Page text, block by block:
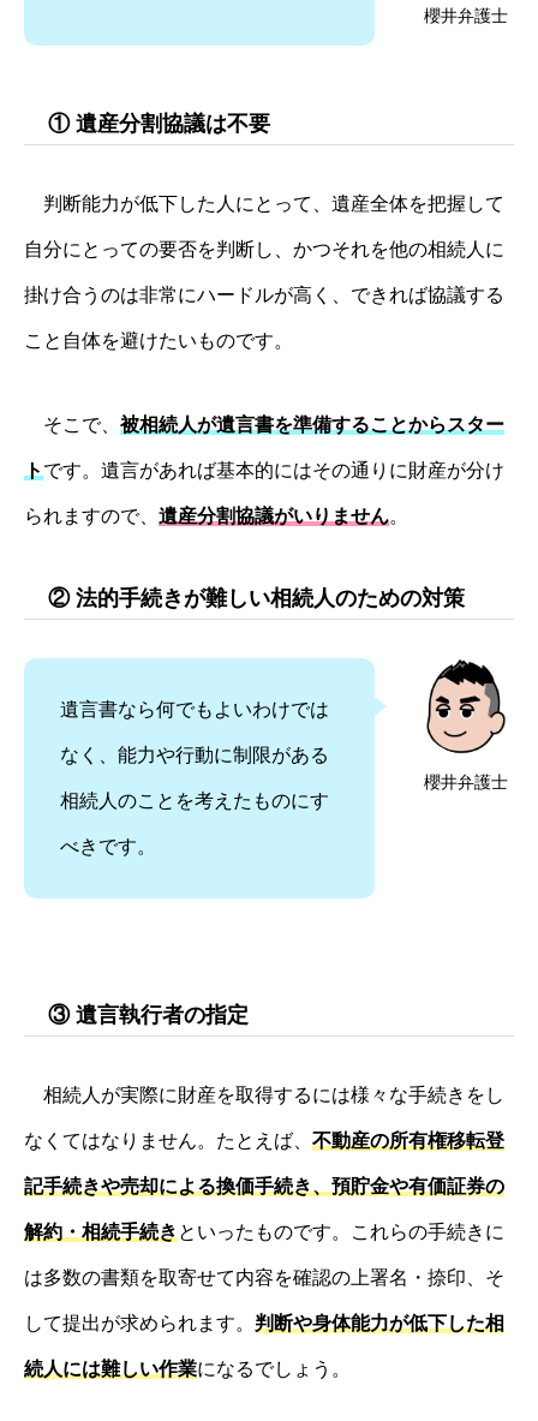
櫻井弁護士
① 遺産分割協議は不要
判断能力が低下した人にとって、遺産全体を把握して
自分にとっての要否を判断し、かつそれを他の相続人に
掛け合うのは非常にハードルが高く、できれば協議する
こと自体を避けたいものです。
そこで、 被相続人が遺言書を準備することからスター
ト です。遺言があれば基本的にはその通りに財産が分け
られますので、 遺産分割協議がいりません。
② 法的手続きが難しい相続人のための対策
櫻井弁護士
遺言書なら何でもよいわけでは
なく、能力や行動に制限がある
相続人のことを考えたものにす
べきです。
③ 遺言執行者の指定
相続人が実際に財産を取得するには様々な手続きをし
なくてはなりません。たとえば、 不動産の所有権移転登
記手続きや売却による換価手続き、預貯金や有価証券の
解約・相続手続き といったものです。これらの手続きに
は多数の書類を取寄せて内容を確認の上署名・捺印、そ
して提出が求められます。 判断や身体能力が低下した相
続人には難しい作業になるでしょう。